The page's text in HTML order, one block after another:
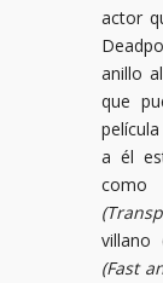
actor
anillo
que
a él
como
villano
(Fast